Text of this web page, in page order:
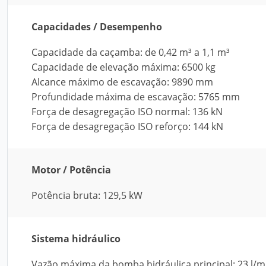
Capacidades / Desempenho
Capacidade da caçamba: de 0,42 m³ a 1,1 m³
Capacidade de elevação máxima: 6500 kg
Alcance máximo de escavação: 9890 mm
Profundidade máxima de escavação: 5765 mm
Força de desagregação ISO normal: 136 kN
Força de desagregação ISO reforço: 144 kN
Motor / Potência
Potência bruta: 129,5 kW
Sistema hidráulico